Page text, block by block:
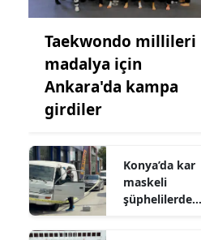
Taekwondo millileri
madalya için
Ankara'da kampa
girdiler
Konya’da kar
maskeli
şüphelilerden